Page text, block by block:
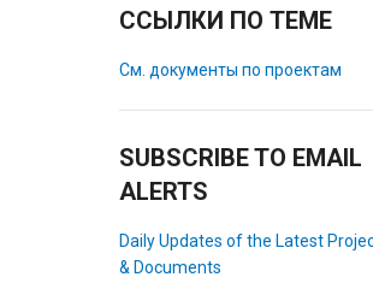
ССЫЛКИ ПО ТЕМЕ
См. документы по проектам
SUBSCRIBE TO EMAIL
ALERTS
Daily Updates of the Latest
& Documents